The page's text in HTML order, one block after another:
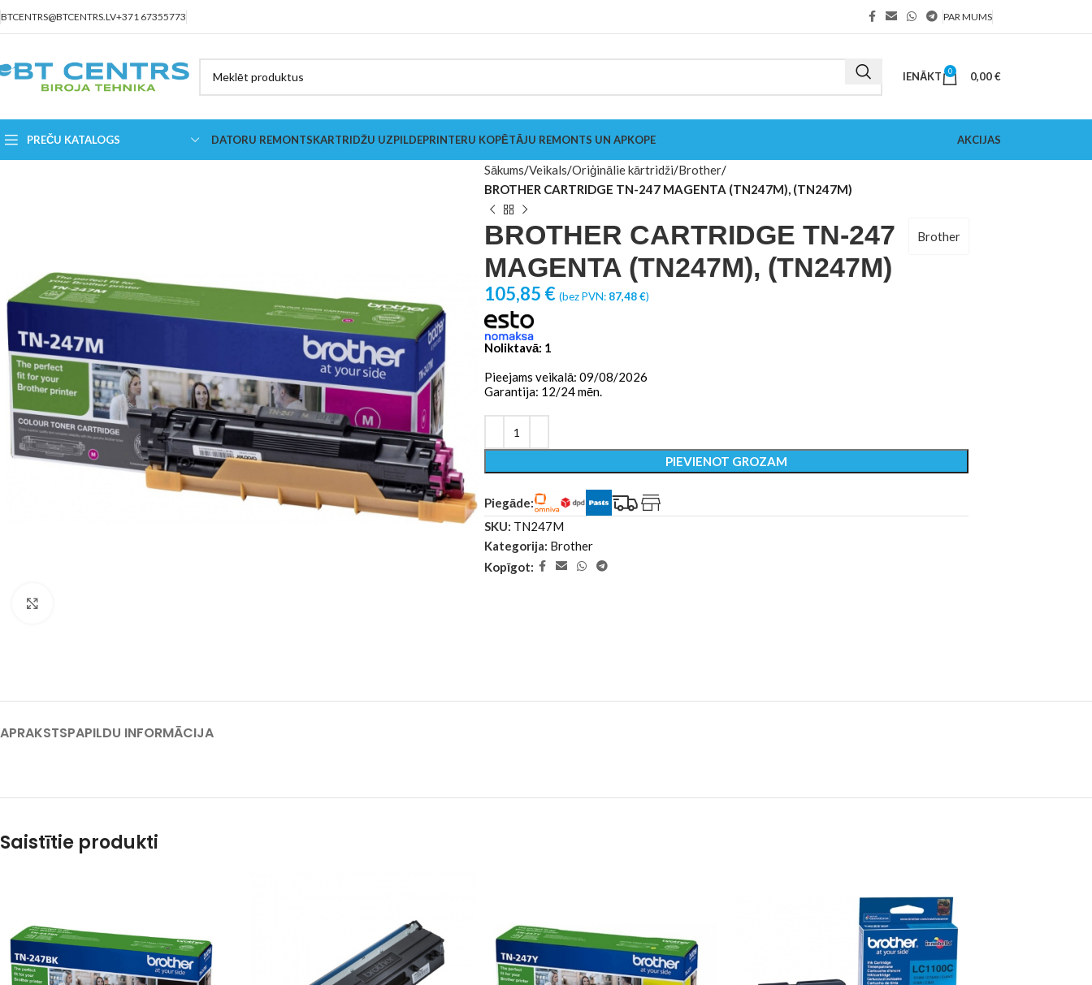
BTCENTRS@BTCENTRS.LV+371 67355773 PAR MUMS
IENĀKT 0 0,00€
PREČU KATALOGS DATORU REMONTSKARTRIDŽU UZPILDEPRINTERU KOPĒTĀJU REMONTS UN APKOPE AKCIJAS
Sākums Veikals Oriģinālie kārtridži Brother
BROTHER CARTRIDGE TN-247 MAGENTA (TN247M), (TN247M)
BROTHER CARTRIDGE TN-247
MAGENTA (TN247M), (TN247M)
Brother
105,85 € (bez PVN: 87,48€)
Noliktavā: 1
Pieejams veikalā: 09/08/2026
Garantija: 12/24 mēn.
PIEVIENOT GROZAM
Piegāde:
SKU: TN247M
Kategorija: Brother
Kopīgot:
APRAKSTSPAPILDU INFORMĀCIJA
Saistītie produkti